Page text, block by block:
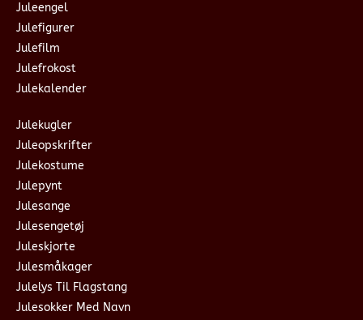
Juleengel
Julefigurer
Julefilm
Julefrokost
Julekalender
Julekugler
Juleopskrifter
Julekostume
Julepynt
Julesange
Julesengetøj
Juleskjorte
Julesmåkager
Julelys Til Flagstang
Julesokker Med Navn